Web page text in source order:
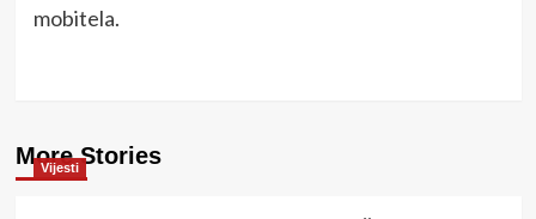
mobitela.
More Stories
Vijesti